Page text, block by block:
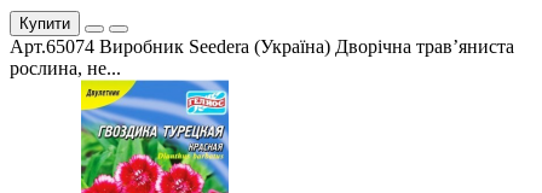
Купити
Арт.65074 Виробник Seedera (Україна) Дворічна трав’яниста
рослина, не...